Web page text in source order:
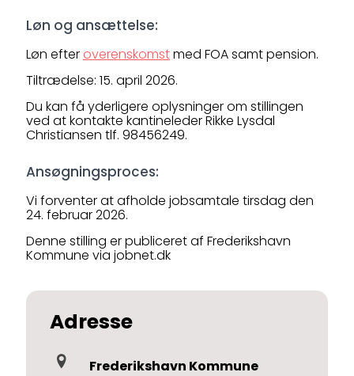
Løn og ansættelse:
Løn efter overenskomstmed FOA samt pension.
Tiltrædelse: 15. april 2026.
Du kan få yderligere oplysninger om stillingen
ved at kontakte kantineleder Rikke Lysdal
Christiansen tlf. 98456249.
Ansøgningsproces:
Vi forventer at afholde jobsamtale tirsdag den
24. februar 2026.
Denne stilling er publiceret af Frederikshavn
Kommune via jobnet.dk
Adresse
Frederikshavn Kommune